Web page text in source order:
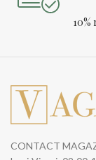
10%
CONTACT